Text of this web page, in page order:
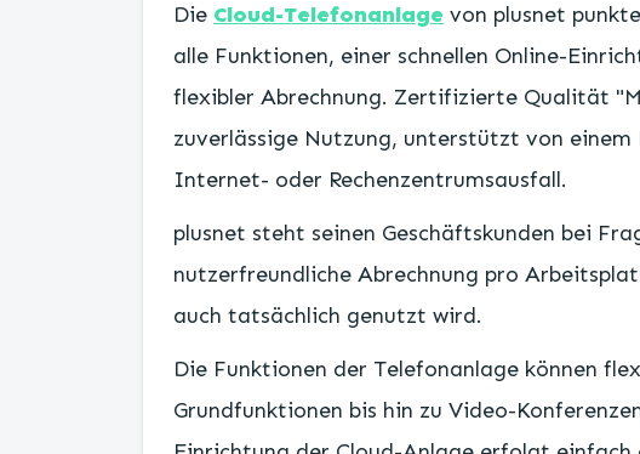
Die Cloud-Telefonanlage von plusnet
alle Funktionen, einer schnellen Online-
flexibler Abrechnung. Zertifizierte Qualität
zuverlässige Nutzung, unterstützt von
Internet- oder Rechenzentrumsausfall.
plusnet steht seinen Geschäftskunden bei
nutzerfreundliche Abrechnung pro
auch tatsächlich genutzt wird.
Die Funktionen der Telefonanlage können
Grundfunktionen bis hin zu Video-